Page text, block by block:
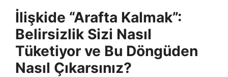
İlişkide “Arafta Kalmak”:
Belirsizlik Sizi Nasıl
Tüketiyor ve Bu Döngüden
Nasıl Çıkarsınız?